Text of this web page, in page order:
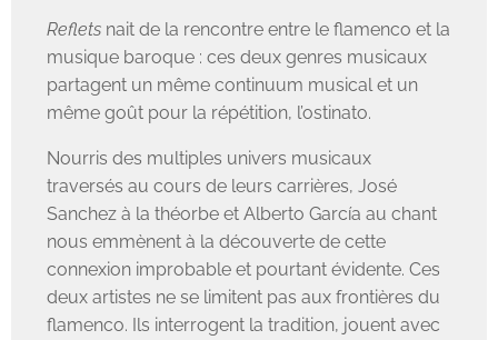
Reflets nait de la rencontre entre le flamenco et la
musique baroque : ces deux genres musicaux
partagent un même continuum musical et un
même goût pour la répétition, l’ostinato.
Nourris des multiples univers musicaux
traversés au cours de leurs carrières, José
Sanchez à la théorbe et Alberto García au chant
nous emmènent à la découverte de cette
connexion improbable et pourtant évidente. Ces
deux artistes ne se limitent pas aux frontières du
flamenco. Ils interrogent la tradition, jouent avec